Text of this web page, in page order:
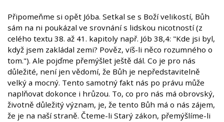
Připomeňme si opět Jóba. Setkal se s Boží velikostí, Bůh
sám na ni poukázal ve srovnání s lidskou nicotností (z
celého textu 38. až 41. kapitoly např. Jób 38,4: "Kde jsi byl,
když jsem zakládal zemi? Pověz, víš-li něco rozumného o
tom."). Ale pojďme přemýšlet ještě dál. Co je pro nás
důležité, není jen vědomí, že Bůh je nepředstavitelně
velký a mocný. Tento samotný fakt nás po právu může
naplňovat dokonce i hrůzou. To, co pro nás má obrovský,
životně důležitý význam, je, že tento Bůh má o nás zájem,
že je na naší straně. Čteme-li Starý zákon, přemýšlíme-li